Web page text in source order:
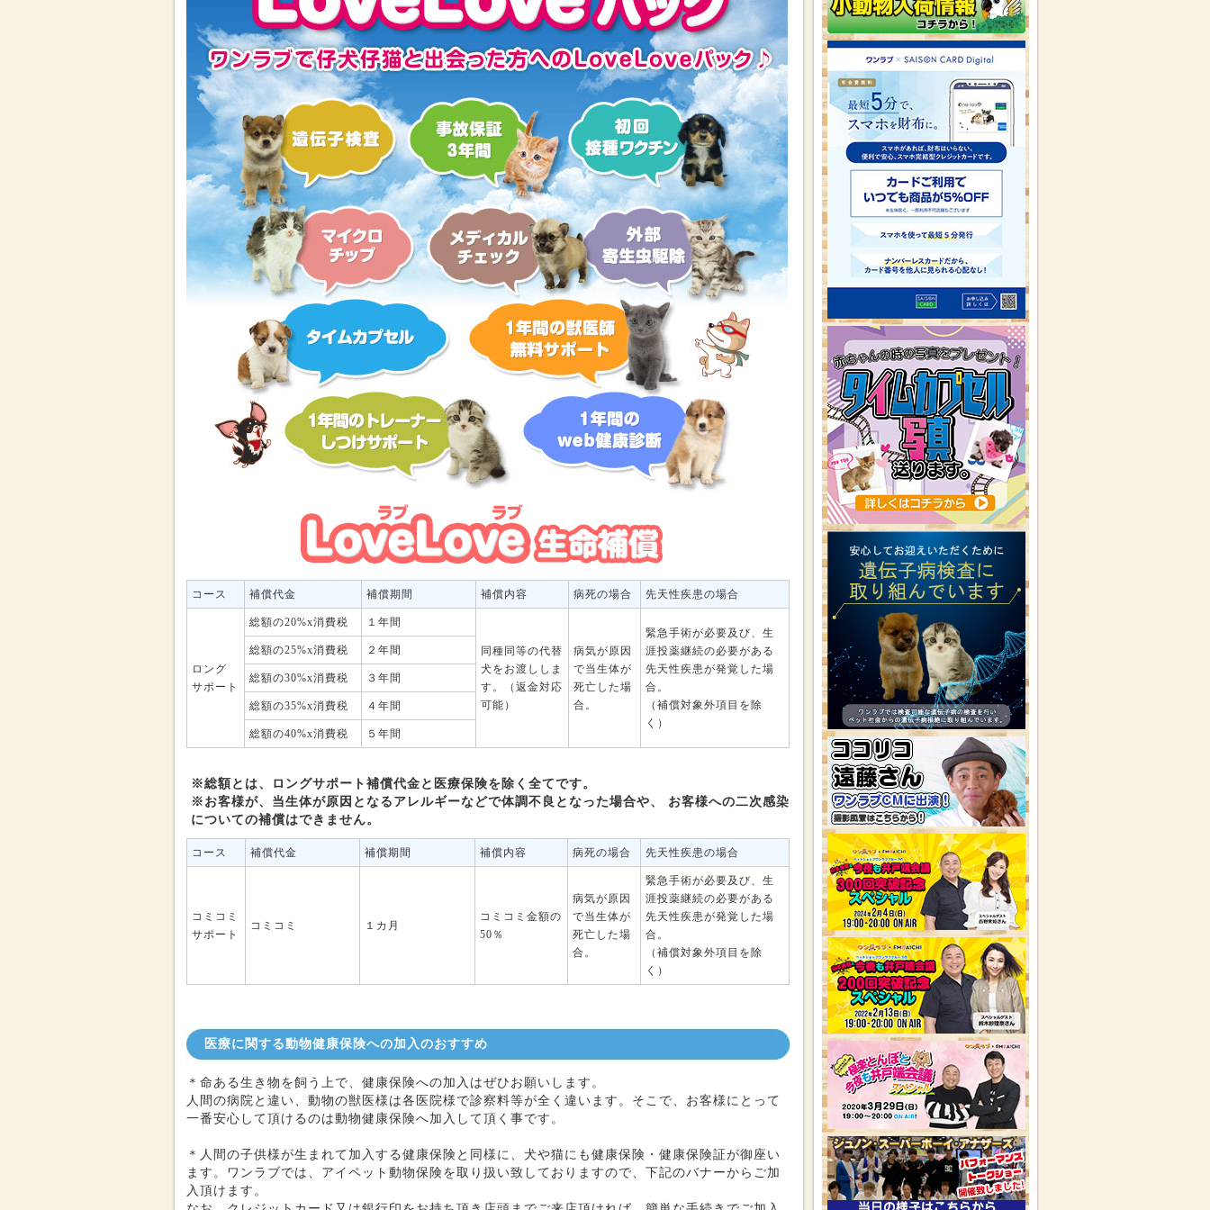
コース 補償代金 補償期間 補償内容 病死の場合 先天性疾患の場合
ロング
サポート
総額の20%x消費税 １年間
同種同等の代替
犬をお渡ししま
す。（返金対応
可能）
病気が原因
で当生体が
死亡した場
合。
緊急手術が必要及び、生
涯投薬継続の必要がある
先天性疾患が発覚した場
合。
（補償対象外項目を除
く）
総額の25%x消費税 ２年間
総額の30%x消費税 ３年間
総額の35%x消費税 ４年間
総額の40%x消費税 ５年間
※総額とは、ロングサポート補償代金と医療保険を除く全てです。
※お客様が、当生体が原因となるアレルギーなどで体調不良となった場合や、 お客様への二次感染
についての補償はできません。
コース 補償代金 補償期間 補償内容 病死の場合 先天性疾患の場合
コミコミ
サポート
コミコミ １カ月
コミコミ金額の
50％
病気が原因
で当生体が
死亡した場
合。
緊急手術が必要及び、生
涯投薬継続の必要がある
先天性疾患が発覚した場
合。
（補償対象外項目を除
く）
医療に関する動物健康保険への加入のおすすめ
＊命ある生き物を飼う上で、健康保険への加入はぜひお願いします。
人間の病院と違い、動物の獣医様は各医院様で診察料等が全く違います。そこで、お客様にとって
一番安心して頂けるのは動物健康保険へ加入して頂く事です。
＊人間の子供様が生まれて加入する健康保険と同様に、犬や猫にも健康保険・健康保険証が御座い
ます。ワンラブでは、アイペット動物保険を取り扱い致しておりますので、下記のバナーからご加
入頂けます。